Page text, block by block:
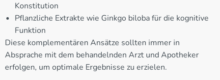
Konstitution
Pflanzliche Extrakte wie Ginkgo biloba für die kognitive
Funktion
Diese komplementären Ansätze sollten immer in
Absprache mit dem behandelnden Arzt und Apotheker
erfolgen, um optimale Ergebnisse zu erzielen.